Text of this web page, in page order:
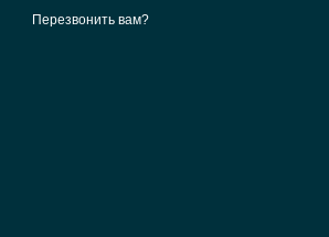
Перезвонить вам?